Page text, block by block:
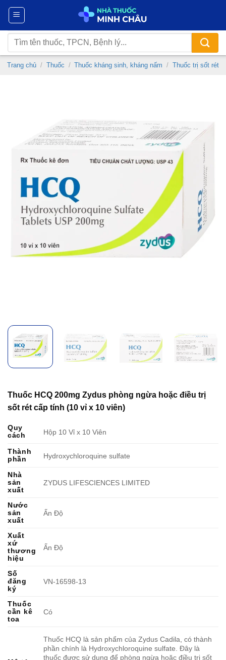
Chuyển
nội
dung
Tìm
kiếm:
Trang chủ / Thuốc / Thuốc kháng sinh, kháng nấm / Thuốc trị sốt rét
Thuốc HCQ 200mg Zydus phòng ngừa hoặc điều trị
sốt rét cấp tính (10 vỉ x 10 viên)
Quy
cách
Hộp 10 Vỉ x 10 Viên
Thành
phần
Hydroxychloroquine sulfate
Nhà
sản
xuất
ZYDUS LIFESCIENCES LIMITED
Nước
sản
xuất
Ấn Độ
Xuất
xứ
thương
hiệu
Ấn Độ
Số
đăng
ký
VN-16598-13
Thuốc
cần kê
toa
Có
Thuốc HCQ là sản phẩm của Zydus Cadila, có thành
phần chính là Hydroxychloroquine sulfate. Đây là
thuốc được sử dụng để phòng ngừa hoặc điều trị sốt